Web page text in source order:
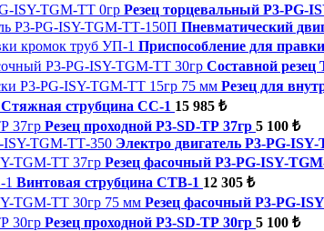
Резец торцевальный P3-PG-
Пневматический
Приспособление для
Составной
Резец для
Стяжная струбцина СС-1 15 985 ₺
Резец проходной P3-SD-ТР 37гр 5 100 ₺
Электро двигатель P3-PG-
Резец фасочный P3-PG-ISY-
Винтовая струбцина СТВ-1 12 305 ₺
Резец фасочный P3-PG-
Резец проходной P3-SD-ТР 30гр 5 100 ₺